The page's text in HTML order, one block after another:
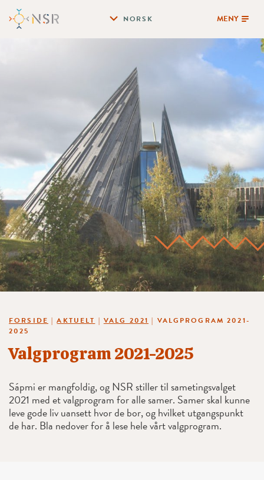
NORSK MENY
FORSIDE |AKTUELT | VALG 2021 | VALGPROGRAM 2021-
2025
Valgprogram 2021-2025
Sápmi er mangfoldig, og NSR stiller til sametingsvalget
2021 med et valgprogram for alle samer. Samer skal kunne
leve gode liv uansett hvor de bor, og hvilket utgangspunkt
de har. Bla nedover for å lese hele vårt valgprogram.